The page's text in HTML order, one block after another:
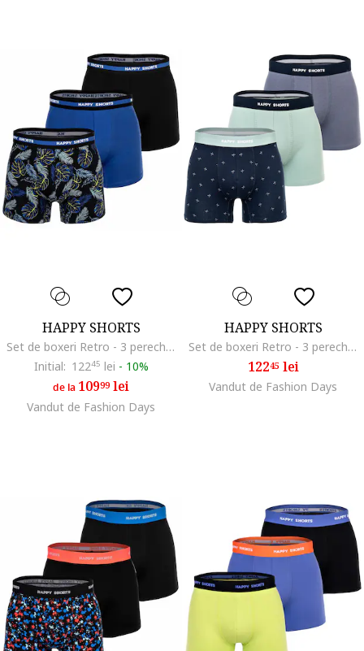
HAPPY SHORTS
Set de boxeri Retro - 3 perechi, Multicolor
Initial: 12245 lei - 10%
de la 10999lei
Vandut de Fashion Days
HAPPY SHORTS
Set de boxeri Retro - 3 perechi, Verde pal/Albastru
12245lei
Vandut de Fashion Days